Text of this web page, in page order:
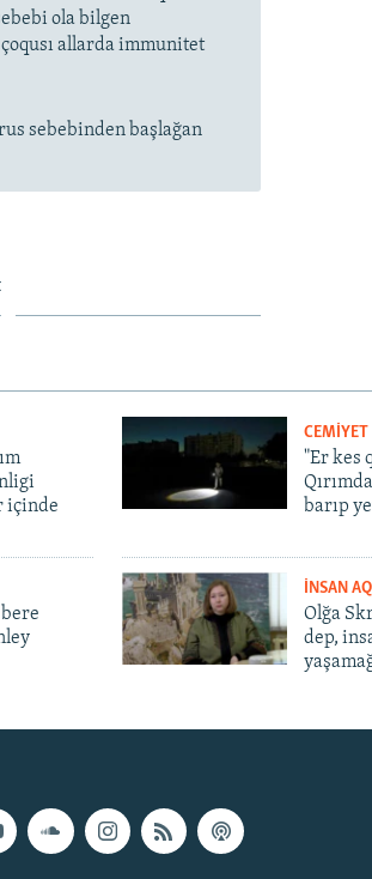
ola bilgen
allarda immunitet
sebebinden başlağan
içinde
CEMİYET
"Er kes
barıp
İNSAN
Olğa
dep,